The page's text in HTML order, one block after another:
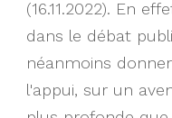
(16.11.2022). En
dans le débat
néanmoins
l'appui, sur un